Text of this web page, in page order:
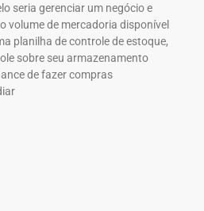
seria gerenciar um negócio e
volume de mercadoria disponível
planilha de controle de estoque,
sobre seu armazenamento
de fazer compras